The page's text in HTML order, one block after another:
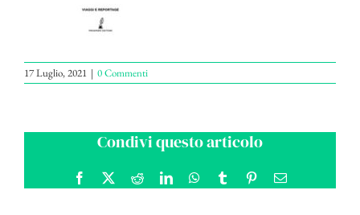
17 Luglio, 2021 | 0 Commenti
Condivi questo articolo
Facebook RedditLinkedInWhatsApp
Tumblr PinterestEmail